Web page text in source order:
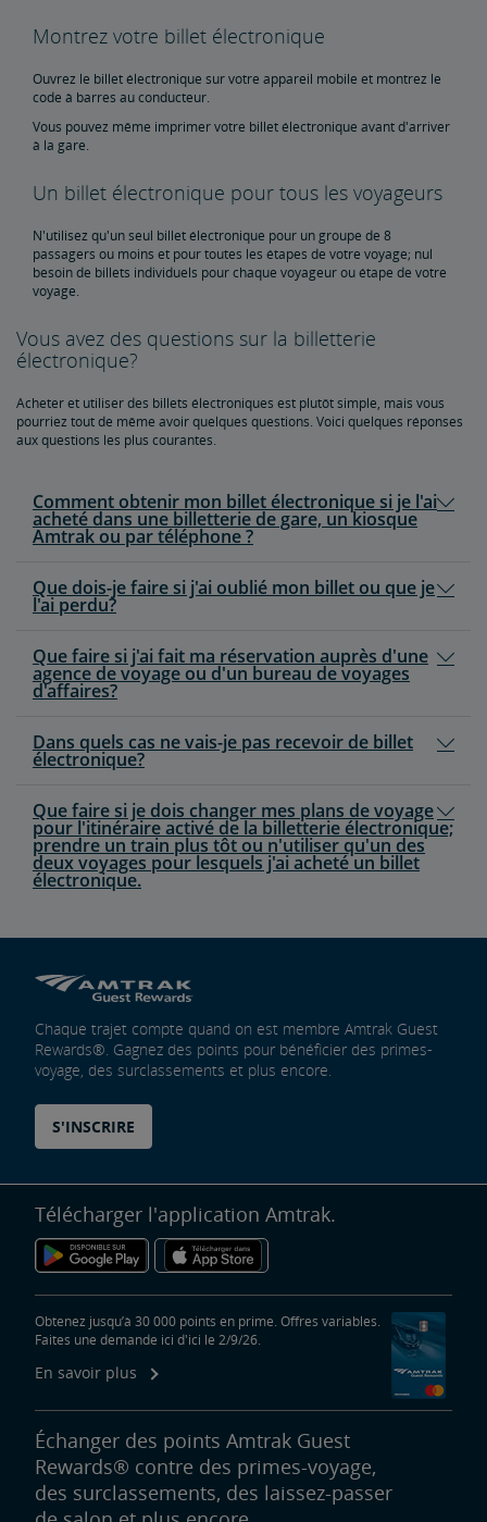
Montrez votre billet électronique
Ouvrez le billet électronique sur votre appareil mobile et montrez le
code à barres au conducteur.
Vous pouvez même imprimer votre billet électronique avant d'arriver
à la gare.
Un billet électronique pour tous les voyageurs
N'utilisez qu'un seul billet électronique pour un groupe de 8
passagers ou moins et pour toutes les étapes de votre voyage; nul
besoin de billets individuels pour chaque voyageur ou étape de votre
voyage.
Vous avez des questions sur la billetterie
électronique?
Acheter et utiliser des billets électroniques est plutôt simple, mais vous
pourriez tout de même avoir quelques questions. Voici quelques réponses
aux questions les plus courantes.
Comment obtenir mon billet électronique si je l'ai
acheté dans une billetterie de gare, un kiosque
Amtrak ou par téléphone ?
Que dois-je faire si j'ai oublié mon billet ou que je
l'ai perdu?
Que faire si j'ai fait ma réservation auprès d'une
agence de voyage ou d'un bureau de voyages
d'affaires?
Dans quels cas ne vais-je pas recevoir de billet
électronique?
Que faire si je dois changer mes plans de voyage
pour l'itinéraire activé de la billetterie électronique;
prendre un train plus tôt ou n'utiliser qu'un des
deux voyages pour lesquels j'ai acheté un billet
électronique.
Chaque trajet compte quand on est membre Amtrak Guest
Rewards®. Gagnez des points pour bénéficier des primes-
voyage, des surclassements et plus encore.
S'INSCRIRE
Télécharger l'application Amtrak.
Obtenez jusqu’à 30 000 points en prime. Offres variables.
Faites une demande ici d'ici le 2/9/26.
En savoir plus
Échanger des points Amtrak Guest
Rewards® contre des primes-voyage,
des surclassements, des laissez-passer